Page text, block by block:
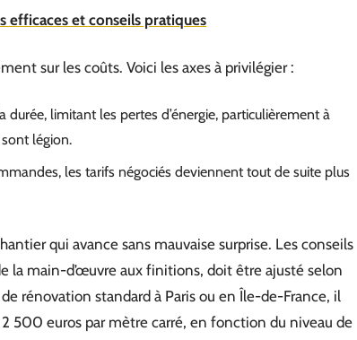
efficaces et conseils pratiques
sur les coûts. Voici les axes à privilégier :
durée, limitant les pertes d’énergie, particulièrement à
légion.
les tarifs négociés deviennent tout de suite plus
qui avance sans mauvaise surprise. Les conseils
la main-d’œuvre aux finitions, doit être ajusté selon
rénovation standard à Paris ou en Île-de-France, il
500 euros par mètre carré, en fonction du niveau de